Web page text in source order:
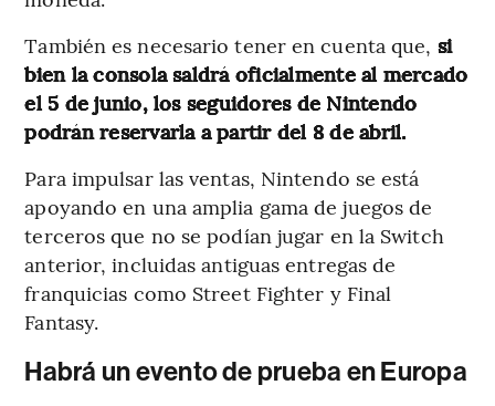
También es necesario tener en cuenta que, si
bien la consola saldrá oficialmente al mercado
el 5 de junio, los seguidores de Nintendo
podrán reservarla a partir del 8 de abril.
Para impulsar las ventas, Nintendo se está
apoyando en una amplia gama de juegos de
terceros que no se podían jugar en la Switch
anterior, incluidas antiguas entregas de
franquicias como Street Fighter y Final
Fantasy.
Habrá un evento de prueba en Europa